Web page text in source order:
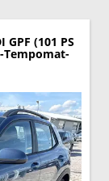
GPF (101 PS
Tempomat-